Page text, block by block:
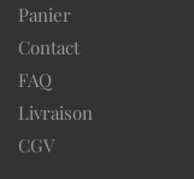
Panier
Contact
FAQ
Livraison
CGV